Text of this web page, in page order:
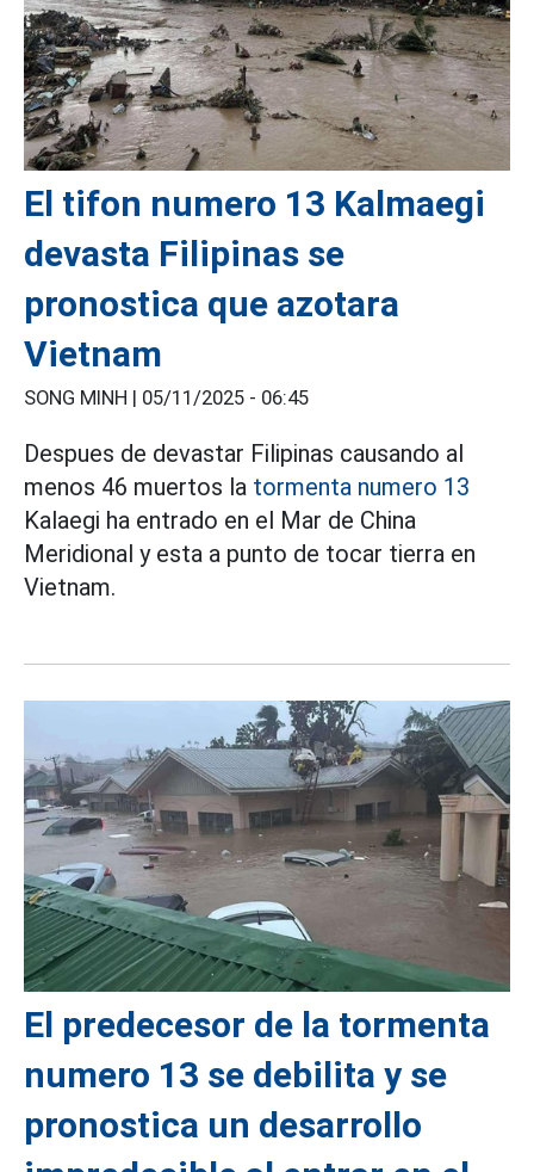
El tifon numero 13 Kalmaegi
devasta Filipinas se
pronostica que azotara
Vietnam
SONG MINH | 05/11/2025 - 06:45
Despues de devastar Filipinas causando al
menos 46 muertos la tormenta numero 13
Kalaegi ha entrado en el Mar de China
Meridional y esta a punto de tocar tierra en
Vietnam.
El predecesor de la tormenta
numero 13 se debilita y se
pronostica un desarrollo